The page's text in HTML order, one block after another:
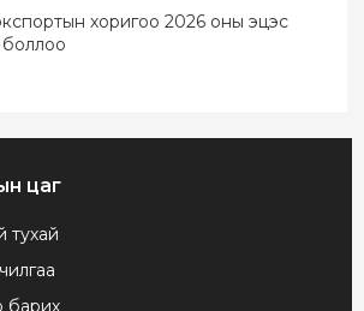
хоригоо 2026 оны эцэс
боллоо
цаг
тухай
барих